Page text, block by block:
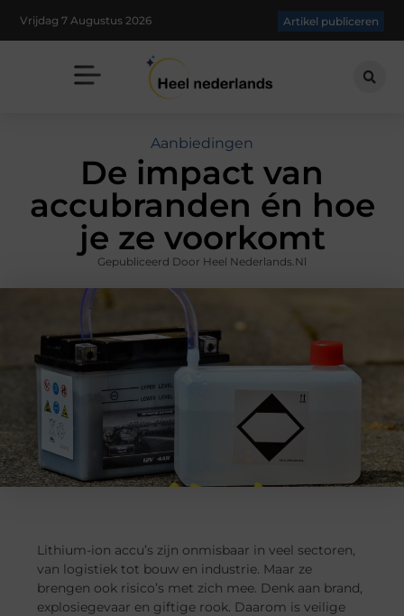
Vrijdag 7 Augustus 2026 Artikel publiceren
Aanbiedingen
De impact van
accubranden én hoe
je ze voorkomt
Gepubliceerd Door Heel Nederlands.nl
Lithium-ion accu’s zijn onmisbaar in veel sectoren,
van logistiek tot bouw en industrie. Maar ze
brengen ook risico’s met zich mee. Denk aan brand,
explosiegevaar en giftige rook. Daarom is veilige